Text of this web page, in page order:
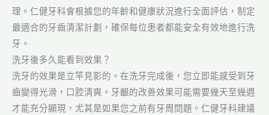
理。仁健牙科會根據您的年齡和健康狀況進行全面評估，制定
最適合的牙齒清潔計劃，確保每位患者都能安全有效地進行洗
牙。
洗牙後多久能看到效果？
洗牙的效果是立竿見影的。在洗牙完成後，您立即能感受到牙
齒變得光滑，口腔清爽。牙齦的改善效果可能需要幾天至幾週
才能充分顯現，尤其是如果您之前有牙周問題。仁健牙科建議